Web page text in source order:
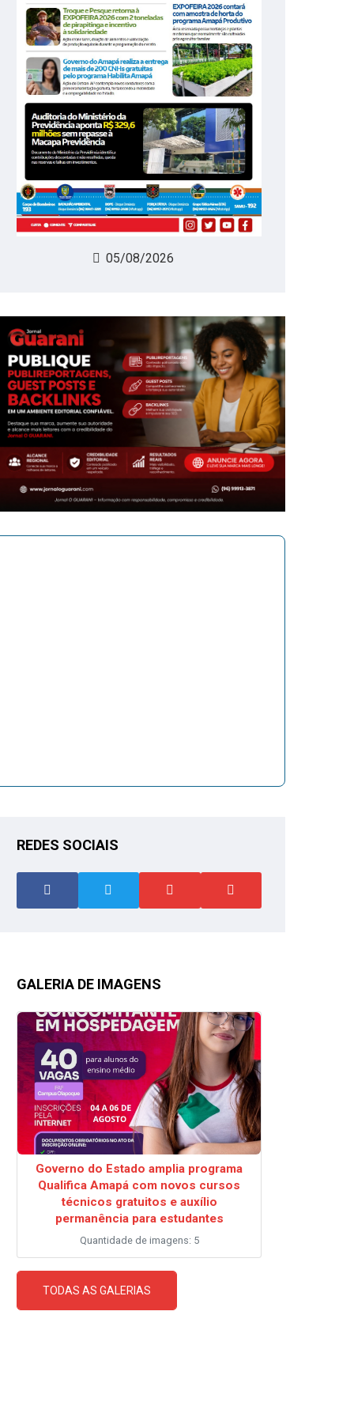
05/08/2026
REDES SOCIAIS
GALERIA DE IMAGENS
Governo do Estado amplia programa
Qualifica Amapá com novos cursos
técnicos gratuitos e auxílio
permanência para estudantes
Quantidade de imagens: 5
TODAS AS GALERIAS